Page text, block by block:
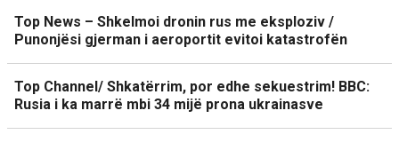
Top News – Shkelmoi dronin rus me eksploziv /
Punonjësi gjerman i aeroportit evitoi katastrofën
Top Channel/ Shkatërrim, por edhe sekuestrim! BBC:
Rusia i ka marrë mbi 34 mijë prona ukrainasve